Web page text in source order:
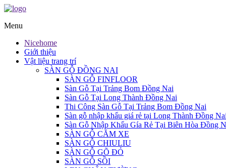
Menu
Nicehome
Giới thiệu
Vật liệu trang trí
SÀN GỖ ĐỒNG NAI
SÀN GỖ FINFLOOR
Sàn Gỗ Tại Trảng Bom Đồng Nai
Sàn Gỗ Tại Long Thành Đồng Nai
Thi Công Sàn Gỗ Tại Trảng Bom Đồng Nai
Sàn gỗ nhập khẩu giá rẻ tại Long Thành Đồng
Sàn Gỗ Nhập Khẩu Gía Rẻ Tại Biên Hòa Đồng
SÀN GỖ CĂM XE
SÀN GỖ CHIULIU
SÀN GỖ GÕ ĐỎ
SÀN GỖ SỒI